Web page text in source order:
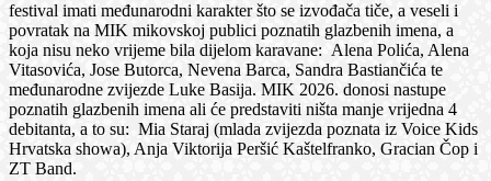
festival imati međunarodni karakter što se izvođača tiče, a veseli i
povratak na MIK mikovskoj publici poznatih glazbenih imena, a
koja nisu neko vrijeme bila dijelom karavane: Alena Polića, Alena
Vitasovića, Jose Butorca, Nevena Barca, Sandra Bastiančića te
međunarodne zvijezde Luke Basija. MIK 2026. donosi nastupe
poznatih glazbenih imena ali će predstaviti ništa manje vrijedna 4
debitanta, a to su: Mia Staraj (mlada zvijezda poznata iz Voice Kids
Hrvatska showa), Anja Viktorija Peršić Kaštelfranko, Gracian Čop i
ZT Band.